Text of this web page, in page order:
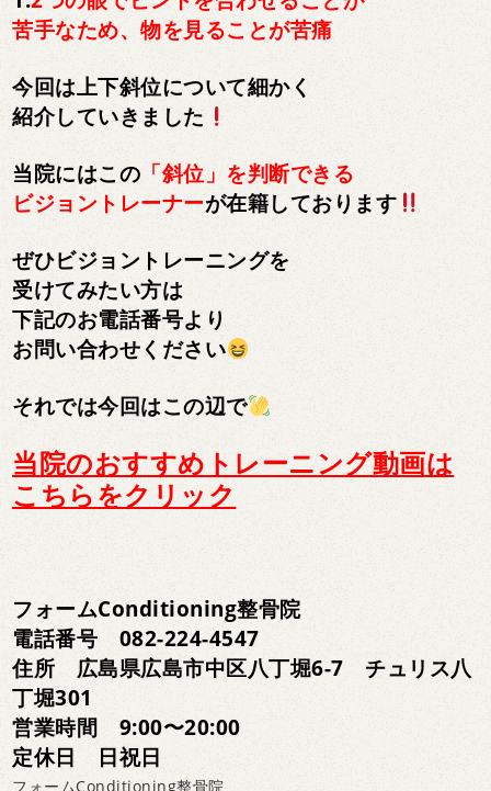
苦手なため、物を見ることが苦痛
今回は上下斜位について細かく
紹介していきました
当院にはこの 「斜位」を判断できる
ビジョントレーナーが在籍しております
ぜひビジョントレーニングを
受けてみたい方は
下記のお電話番号より
お問い合わせください
それでは今回はこの辺で
当院のおすすめトレーニング動画は
こちらをクリック
フォームConditioning整骨院
電話番号 082-224-4547
住所 広島県広島市中区八丁堀6-7 チュリス八
丁堀301
営業時間 9:00〜20:00
定休日 日祝日
フォームConditioning整骨院